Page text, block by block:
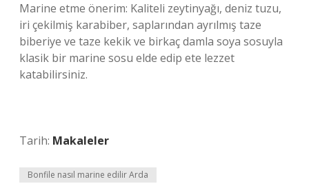
Marine etme önerim: Kaliteli zeytinyağı, deniz tuzu,
iri çekilmiş karabiber, saplarından ayrılmış taze
biberiye ve taze kekik ve birkaç damla soya sosuyla
klasik bir marine sosu elde edip ete lezzet
katabilirsiniz.
Tarih: Makaleler
Bonfile nasıl marine edilir Arda